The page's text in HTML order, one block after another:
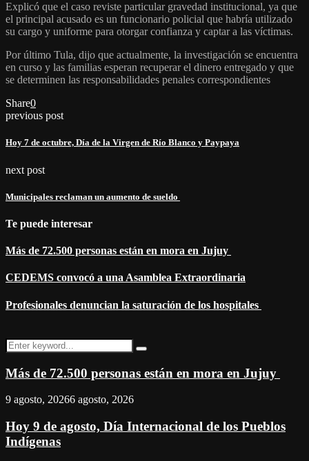
Explicó que el caso reviste particular gravedad institucional, ya que
el principal acusado es un funcionario policial que habría utilizado
su cargo y uniforme para otorgar confianza y captar a las víctimas.
Por último Tula, dijo que actualmente, la investigación se encuentra
en curso y las familias esperan recuperar el dinero entregado y que
se determinen las responsabilidades penales correspondientes
Share0
previous post
Hoy 7 de octubre, Día de la Virgen de Río Blanco y Paypaya
next post
Municipales reclaman un aumento de sueldo
Te puede interesar
Más de 72.500 personas están en mora en Jujuy
CEDEMS convocó a una Asamblea Extraordinaria
Profesionales denuncian la saturación de los hospitales
Search
for:
Search
Más de 72.500 personas están en mora en Jujuy
9 agosto, 20266 agosto, 2026
Hoy 9 de agosto, Día Internacional de los Pueblos
Indígenas